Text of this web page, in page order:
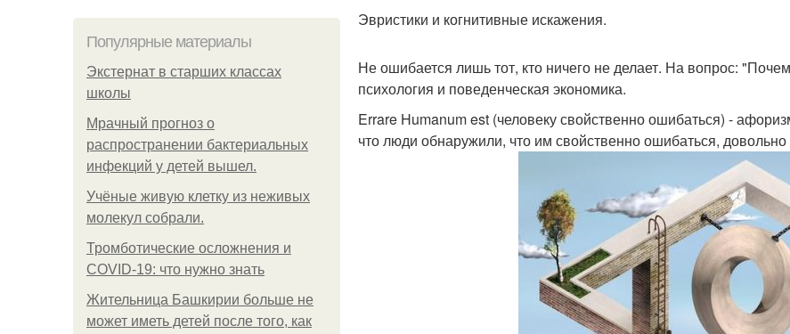
Популярные материалы
Экстернат в старших классах
школы
Мрачный прогноз о
распространении бактериальных
инфекций у детей вышел.
Учёные живую клетку из неживых
молекул собрали.
Тромботические осложнения и
COVID-19: что нужно знать
Жительница Башкирии больше не
может иметь детей после того, как
Эвристики и когнитивные искажения.
Не ошибается лишь тот, кто ничего не делает. На вопрос:
психология и поведенческая экономика.
Errare Humanum est (человеку свойственно ошибаться) -
что люди обнаружили, что им свойственно ошибаться,